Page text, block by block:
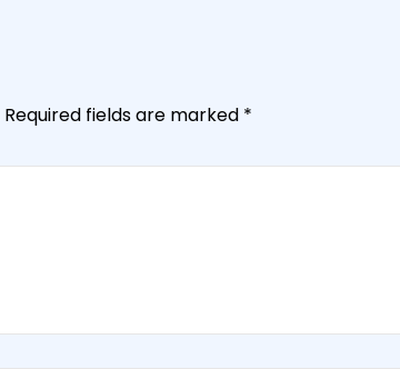
Required fields are marked *